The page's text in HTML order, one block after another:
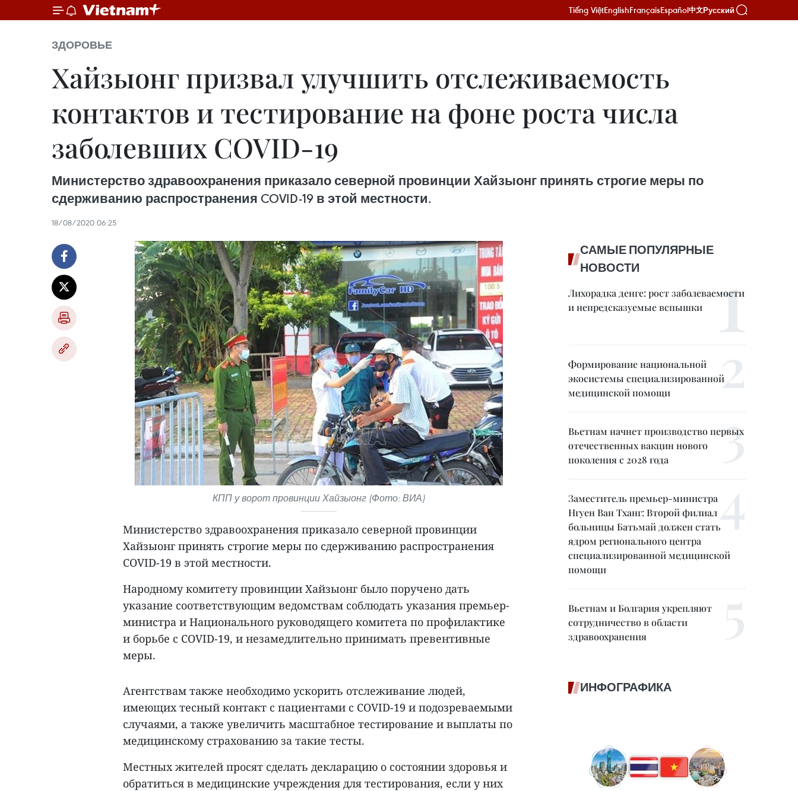
Tiếng ViệtEnglishFrançaisEspañol中文Русский
ЗДОРОВЬЕ
Хайзыонг призвал улучшить отслеживаемость
контактов и тестирование на фоне роста числа
заболевших COVID-19
Министерство здравоохранения приказало северной провинции Хайзыонг принять строгие меры по
сдерживанию распространения COVID-19 в этой местности.
18/08/2020 06:25
КПП у ворот провинции Хайзыонг (Фото: ВИА)
Министерство здравоохранения приказало северной провинции
Хайзыонг принять строгие меры по сдерживанию распространения
COVID-19 в этой местности.
Народному комитету провинции Хайзыонг было поручено дать
указание соответствующим ведомствам соблюдать указания премьер-
министра и Национального руководящего комитета по профилактике
и борьбе с COVID-19, и незамедлительно принимать превентивные
меры.
Агентствам также необходимо ускорить отслеживание людей,
имеющих тесный контакт с пациентами с COVID-19 и подозреваемыми
случаями, а также увеличить масштабное тестирование и выплаты по
медицинскому страхованию за такие тесты.
Местных жителей просят сделать декларацию о состоянии здоровья и
обратиться в медицинские учреждения для тестирования, если у них
САМЫЕ ПОПУЛЯРНЫЕ
НОВОСТИ
Лихорадка денге: рост заболеваемости
и непредсказуемые вспышки
Формирование национальной
экосистемы специализированной
медицинской помощи
Вьетнам начнет производство первых
отечественных вакцин нового
поколения с 2028 года
Заместитель премьер-министра
Нгуен Ван Тханг: Второй филиал
больницы Батьмай должен стать
ядром регионального центра
специализированной медицинской
помощи
Вьетнам и Болгария укрепляют
сотрудничество в области
здравоохранения
ИНФОГРАФИКА